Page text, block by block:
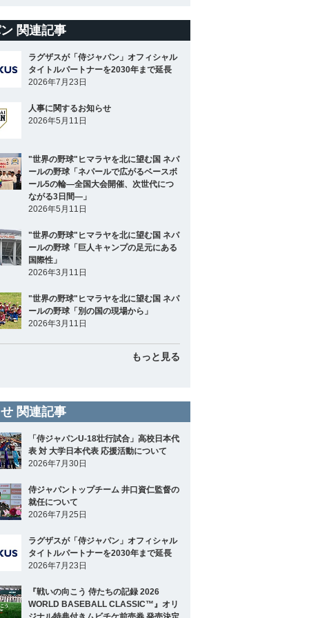
関連記事
ラグザスが「侍ジャパン」オフィシャル
タイトルパートナーを2030年まで延長
2026年7月23日
人事に関するお知らせ
2026年5月11日
"世界の野球"ヒマラヤを北に望む国 ネパ
ールの野球「ネパールで広がるベースボ
ール5の輪―全国大会開催、次世代につ
ながる3日間―」
2026年5月11日
"世界の野球"ヒマラヤを北に望む国 ネパ
ールの野球「巨人キャンプの足元にある
国際性」
2026年3月11日
"世界の野球"ヒマラヤを北に望む国 ネパ
ールの野球「別の国の現場から」
2026年3月11日
もっと見る
関連記事
「侍ジャパンU-18壮行試合」高校日本代
表 対 大学日本代表 応援活動について
2026年7月30日
侍ジャパントップチーム 井口資仁監督の
就任について
2026年7月25日
ラグザスが「侍ジャパン」オフィシャル
タイトルパートナーを2030年まで延長
2026年7月23日
『戦いの向こう 侍たちの記録 2026
WORLD BASEBALL CLASSIC™』オリ